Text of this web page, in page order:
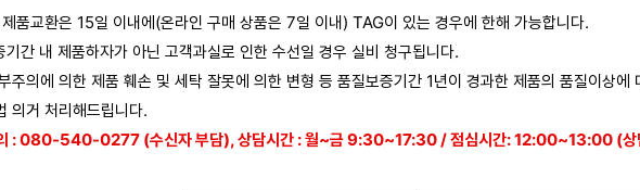
품교환은 15일 이내에(온라인 구매 상품은 7일 이내) TAG이 있는 경우에 한해 가능합니다.
간 내 제품하자가 아닌 고객과실로 인한 수선일 경우 실비 청구됩니다.
주의에 의한 제품 훼손 및 세탁 잘못에 의한 변형 등 품질보증기간 1년이 경과한 제품의 품질이상에
의거 처리해드립니다.
: 080-540-0277 (수신자 부담), 상담시간 : 월~금 9:30~17:30 / 점심시간: 12:00~13:00 (상